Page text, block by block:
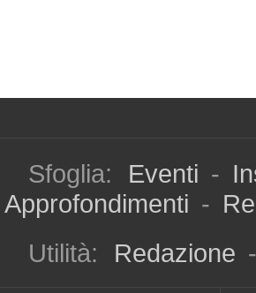
Sfoglia: Eventi -
Approfondimenti -
Utilità:
Redazione -